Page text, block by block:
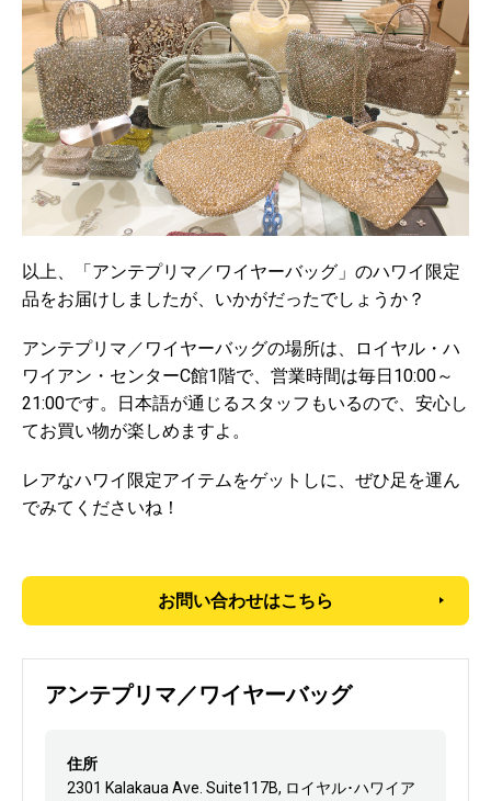
以上、「アンテプリマ／ワイヤーバッグ」のハワイ限定
品をお届けしましたが、いかがだったでしょうか？
アンテプリマ／ワイヤーバッグの場所は、ロイヤル・ハ
ワイアン・センターC館1階で、営業時間は毎日10:00～
21:00です。日本語が通じるスタッフもいるので、安心し
てお買い物が楽しめますよ。
レアなハワイ限定アイテムをゲットしに、ぜひ足を運ん
でみてくださいね！
お問い合わせはこちら
アンテプリマ／ワイヤーバッグ
住所
2301 Kalakaua Ave. Suite117B, ロイヤル･ハワイア